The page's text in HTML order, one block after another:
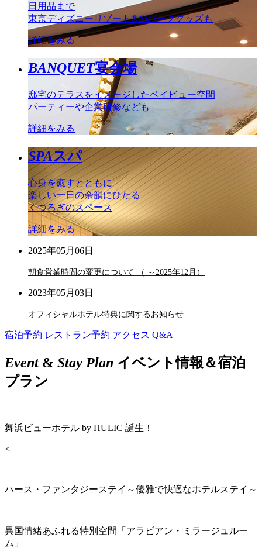
日用品まで
東京ディズニーリゾート®のパークグッズも
詳細をみる
BANQUET宴会場
邸宅のテラスをイメージしたベイビュー空間
パーティーや企業研修なども
詳細をみる
SPAスパ
心身を癒すとともに
楽しい一日の余韻にひたる
くつろぎのスペース
詳細をみる
2025年05月06日
朝食営業時間の変更について （ ～2025年12月）
2023年05月03日
オフィシャルホテル特典に関するお知らせ
宿泊予約 レストラン予約 アクセス Q&A
Event& Stay Plan イベント情報＆宿泊
プラン
舞浜ビューホテル by HULIC 誕生！
<
ハース・ファンタジーステイ～優雅で快適なホテルステイ～
異国情緒あふれる特別空間「アラビアン・ミラージュルー
ム」